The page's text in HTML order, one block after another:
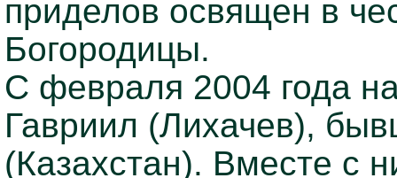
приделов освящен в
Богородицы.
С февраля 2004 года
Гавриил (Лихачев),
(Казахстан). Вместе с